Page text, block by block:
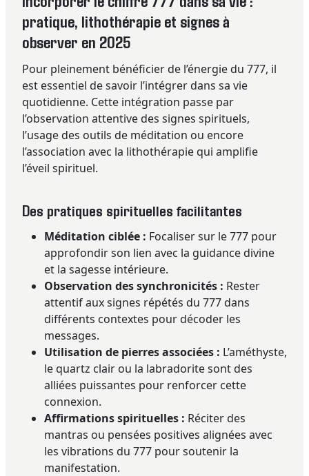
pratique, lithothérapie et signes à
observer en 2025
Pour pleinement bénéficier de l’énergie du 777, il
est essentiel de savoir l’intégrer dans sa vie
quotidienne. Cette intégration passe par
l’observation attentive des signes spirituels,
l’usage des outils de méditation ou encore
l’association avec la lithothérapie qui amplifie
l’éveil spirituel.
Des pratiques spirituelles facilitantes
Méditation ciblée : Focaliser sur le 777 pour
approfondir son lien avec la guidance divine
et la sagesse intérieure.
Observation des synchronicités : Rester
attentif aux signes répétés du 777 dans
différents contextes pour décoder les
messages.
Utilisation de pierres associées : L’améthyste,
le quartz clair ou la labradorite sont des
alliées puissantes pour renforcer cette
connexion.
Affirmations spirituelles : Réciter des
mantras ou pensées positives alignées avec
les vibrations du 777 pour soutenir la
manifestation.